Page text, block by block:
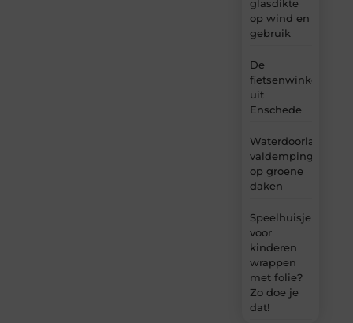
glasdikte
op wind en
gebruik
De
fietsenwinkel
uit
Enschede
Waterdoorlatende
valdemping
op groene
daken
Speelhuisje
voor
kinderen
wrappen
met folie?
Zo doe je
dat!